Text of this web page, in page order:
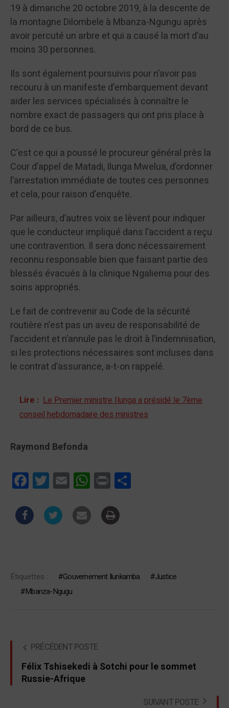
19 à dimanche 20 octobre 2019, à la descente de
la montagne Dilombele à Mbanza-Ngungu après
avoir percuté un arbre et qui a causé la mort d’au
moins 30 personnes.
Ils sont également poursuivis pour n’avoir pas
recouru à un manifeste d’embarquement devant
aider les services spécialisés à connaître le
nombre exact de passagers qui ont pris place à
bord de ce bus.
C’est ce qui a poussé le procureur général près la
Cour d’appel de Matadi, Ilunga Mwelua, d’ordonner
l’arrestation immédiate de toutes ces personnes
et cela, pour raison d’enquête.
Par ailleurs, d’autres voix se lèvent pour indiquer
que le conducteur impliqué dans l’accident a reçu
une contravention. Il sera donc nécessairement
reconnu responsable bien que faisant partie des
blessés évacués à la clinique Ngaliema pour des
soins appropriés.
Le fait de contrevenir au Code de la sécurité
routière n’est pas un aveu de responsabilité de
l’accident et n’annule pas le droit à l’indemnisation,
si les protections nécessaires sont incluses dans
le contrat d’assurance, a-t-on rappelé.
Lire : Le Premier ministre Ilunga a présidé le 7ème
conseil hebdomadaire des ministres
Raymond Befonda
FacebookTwitterEmail WhatsApp
Print
Étiquettes : Gouvernement Ilunkamba
Justice
Mbanza-Ngugu
PRÉCÉDENT POSTE
Félix Tshisekedi à Sotchi pour le sommet
Russie-Afrique
SUIVANT POSTE